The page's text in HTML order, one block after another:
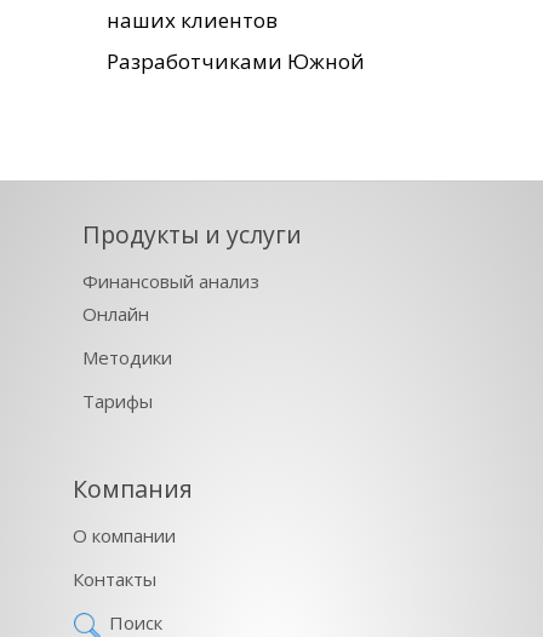
наших клиентов
Разработчиками Южной
Продукты и услуги
Финансовый анализ
Онлайн
Методики
Тарифы
Компания
О компании
Контакты
Поиск